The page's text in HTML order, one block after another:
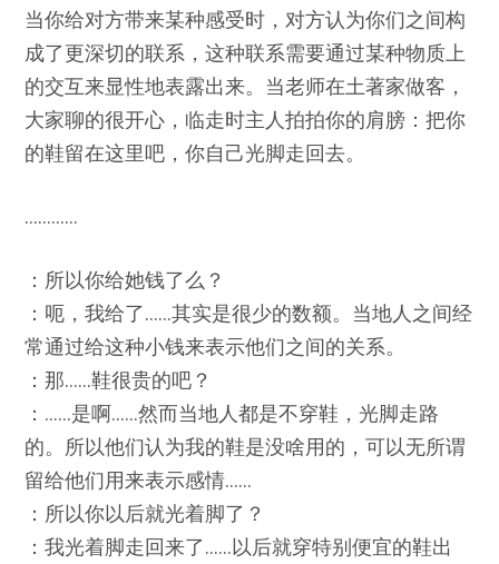
当你给对方带来某种感受时，对方认为你们之间构
成了更深切的联系，这种联系需要通过某种物质上
的交互来显性地表露出来。当老师在土著家做客，
大家聊的很开心，临走时主人拍拍你的肩膀：把你
的鞋留在这里吧，你自己光脚走回去。
…………
：所以你给她钱了么？
：呃，我给了……其实是很少的数额。当地人之间经
常通过给这种小钱来表示他们之间的关系。
：那……鞋很贵的吧？
：……是啊……然而当地人都是不穿鞋，光脚走路
的。所以他们认为我的鞋是没啥用的，可以无所谓
留给他们用来表示感情……
：所以你以后就光着脚了？
：我光着脚走回来了……以后就穿特别便宜的鞋出